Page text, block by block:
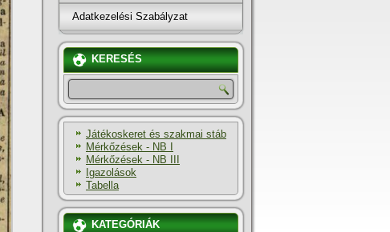
Adatkezelési Szabályzat
KERESÉS
Játékoskeret és szakmai stáb
Mérkőzések - NB I
Mérkőzések - NB III
Igazolások
Tabella
KATEGÓRIÁK